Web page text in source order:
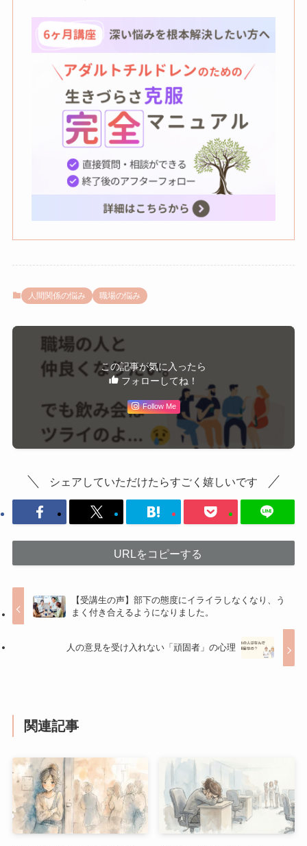
人間関係の悩み 職場の悩み
この記事が気に入ったら
フォローしてね！
Follow Me
シェアしていただけたらすごく嬉しいです
URLをコピーする
【受講生の声】部下の態度にイライラしなくなり、う
まく付き合えるようになりました。
人の意見を受け入れない「頑固者」の心理
関連記事